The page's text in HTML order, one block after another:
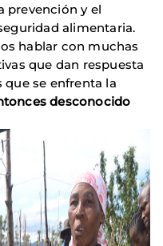
prevención y el
alimentaria.
hablar con muchas
que dan respuesta
que se enfrenta la
desconocido